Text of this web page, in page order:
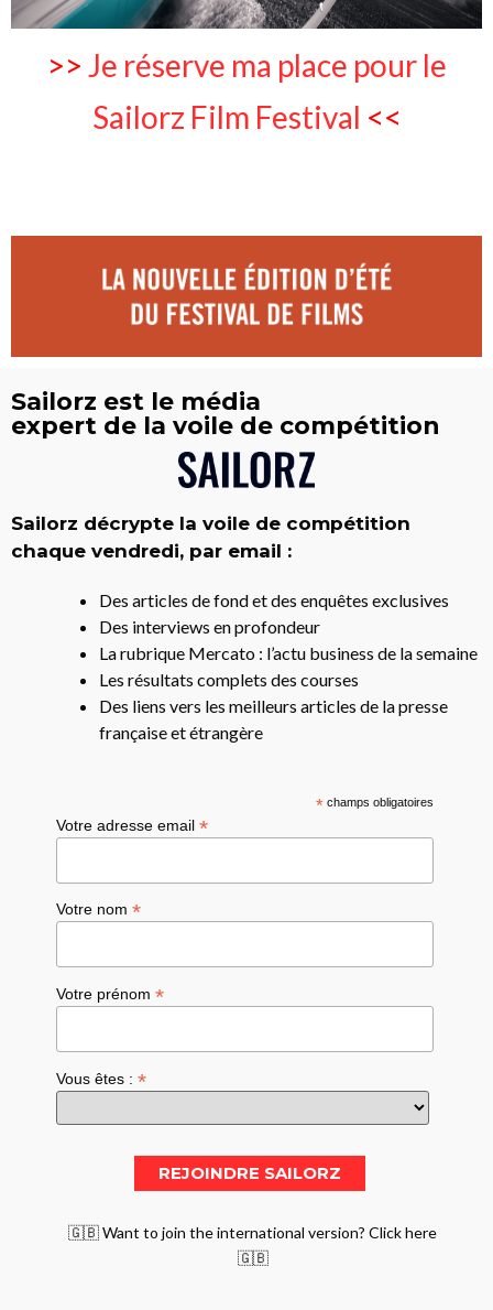
>> Je réserve ma place pour le
Sailorz Film Festival <<
Sailorz est le média
expert de la voile de compétition
Sailorz décrypte la voile de compétition
chaque vendredi, par email :
Des articles de fond et des enquêtes exclusives
Des interviews en profondeur
La rubrique Mercato : l’actu business de la semaine
Les résultats complets des courses
Des liens vers les meilleurs articles de la presse
française et étrangère
*champs obligatoires
Votre adresse email*
Votre nom*
Votre prénom*
Vous êtes :*
🇬🇧 Want to join the international version? Click here
🇬🇧